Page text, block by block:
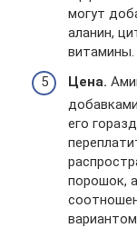
могут
аланин,
витамины.
Цена.
его
порошок,